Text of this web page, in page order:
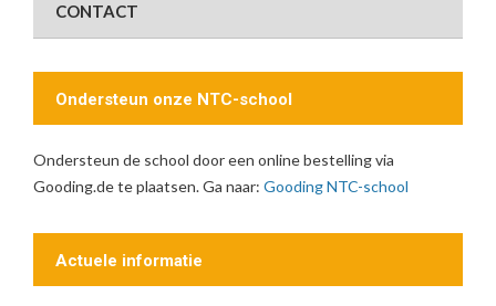
CONTACT
Ondersteun onze NTC-school
Ondersteun de school door een online bestelling via
Gooding.de te plaatsen. Ga naar: Gooding NTC-school
Actuele informatie